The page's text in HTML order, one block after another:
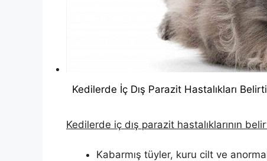
Kedilerde İç Dış Parazit Hastalıkları
Kedilerde iç dış parazit hastalıklarının
Kabarmış tüyler, kuru cilt ve